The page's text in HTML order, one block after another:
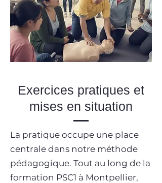
Exercices pratiques et
mises en situation
La pratique occupe une place
centrale dans notre méthode
pédagogique. Tout au long de la
formation PSC1 à Montpellier,